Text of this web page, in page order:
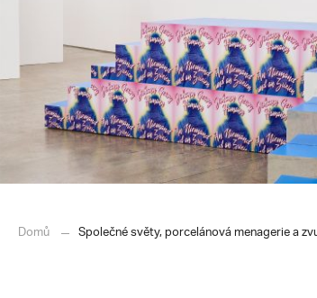
Domů Společné světy, porcelánová menagerie a